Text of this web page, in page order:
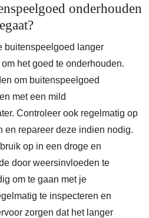
onderhouden
buitenspeelgoed langer
het goed te onderhouden.
om buitenspeelgoed
met een mild
Controleer ook regelmatig op
en repareer deze indien nodig.
op in een droge en
door weersinvloeden te
om te gaan met je
te inspecteren en
zorgen dat het langer